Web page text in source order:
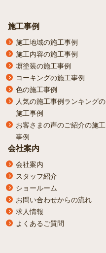
施工事例
施工地域の施工事例
施工内容の施工事例
塀塗装の施工事例
コーキングの施工事例
色の施工事例
人気の施工事例ランキングの
施工事例
お客さまの声のご紹介の施工
事例
会社案内
会社案内
スタッフ紹介
ショールーム
お問い合わせからの流れ
求人情報
よくあるご質問